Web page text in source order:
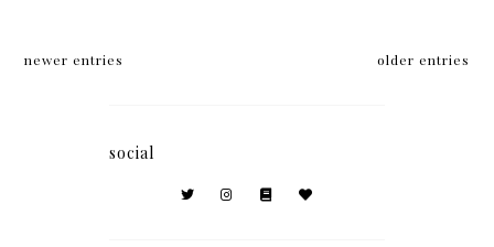
newer entries older entries
social